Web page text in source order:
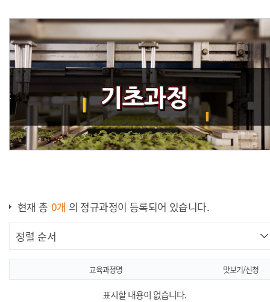
기초과정
현재 총 0개 의 정규과정이 등록되어 있습니다.
교육과정명 맛보기/신청
표시할 내용이 없습니다.